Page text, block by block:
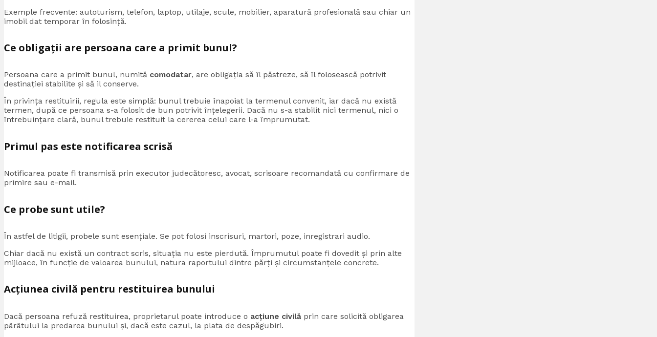
Exemple frecvente: autoturism, telefon, laptop, utilaje, scule, mobilier, aparatură profesională sau chiar un
imobil dat temporar în folosință.
Ce obligații are persoana care a primit bunul?
Persoana care a primit bunul, numită comodatar, are obligația să îl păstreze, să îl folosească potrivit
destinației stabilite și să il conserve.
În privința restituirii, regula este simplă: bunul trebuie înapoiat la termenul convenit, iar dacă nu există
termen, după ce persoana s-a folosit de bun potrivit înțelegerii. Dacă nu s-a stabilit nici termenul, nici o
întrebuințare clară, bunul trebuie restituit la cererea celui care l-a împrumutat.
Primul pas este notificarea scrisă
Notificarea poate fi transmisă prin executor judecătoresc, avocat, scrisoare recomandată cu confirmare de
primire sau e-mail.
Ce probe sunt utile?
În astfel de litigii, probele sunt esențiale. Se pot folosi inscrisuri, martori, poze, inregistrari audio.
Chiar dacă nu există un contract scris, situația nu este pierdută. Împrumutul poate fi dovedit și prin alte
mijloace, în funcție de valoarea bunului, natura raportului dintre părți și circumstanțele concrete.
Acțiunea civilă pentru restituirea bunului
Dacă persoana refuză restituirea, proprietarul poate introduce o acțiune civilă prin care solicită obligarea
pârâtului la predarea bunului și, dacă este cazul, la plata de despăgubiri.